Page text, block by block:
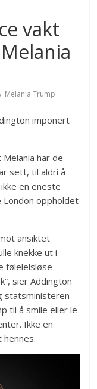
vakt
Melania Trump
imponert
har de
sett, til aldri å
en eneste
London oppholdet
ansiktet
knekke ut i
følelelsløse
sier Addington
statsministeren
til å smile eller le
Ikke en